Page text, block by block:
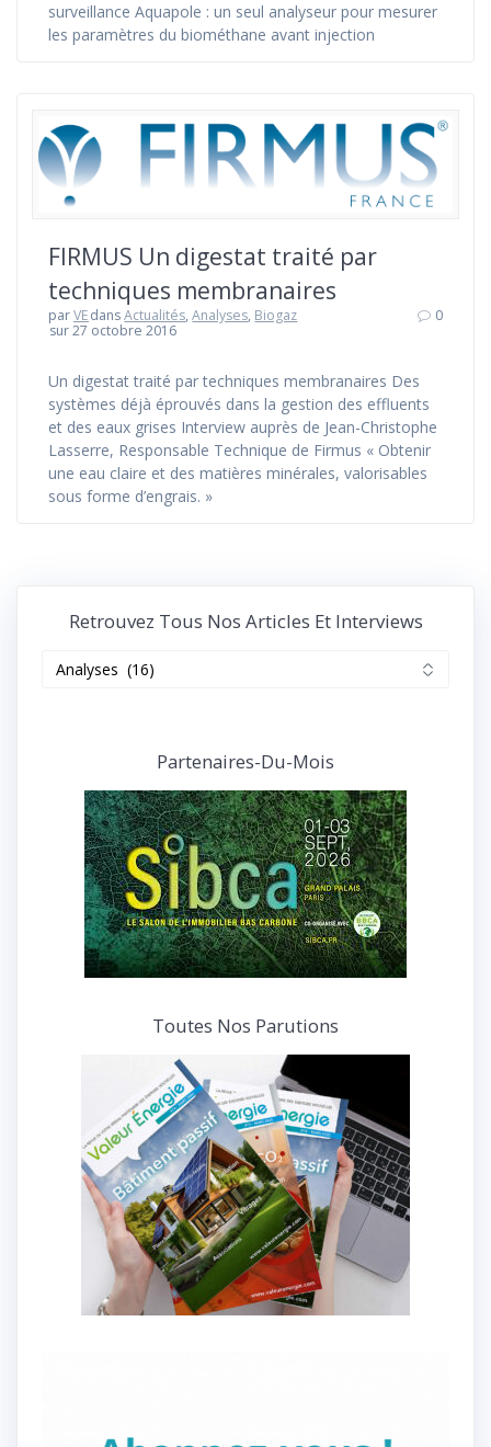
surveillance Aquapole : un seul analyseur pour mesurer
les paramètres du biométhane avant injection
FIRMUS Un digestat traité par
techniques membranaires
parVEdansActualités,Analyses, Biogaz
sur 27 octobre 2016
0
Un digestat traité par techniques membranaires Des
systèmes déjà éprouvés dans la gestion des effluents
et des eaux grises Interview auprès de Jean-Christophe
Lasserre, Responsable Technique de Firmus « Obtenir
une eau claire et des matières minérales, valorisables
sous forme d’engrais. »
Retrouvez Tous Nos Articles Et Interviews
interviews
Partenaires-Du-Mois
Toutes Nos Parutions